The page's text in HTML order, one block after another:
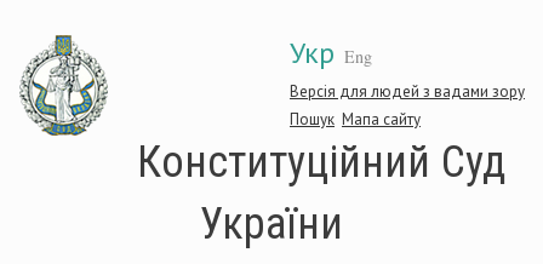
основного
матеріалу
Укр Eng
Версія для людей з вадами зору
Пошук Мапа сайту
Конституційний Суд
України